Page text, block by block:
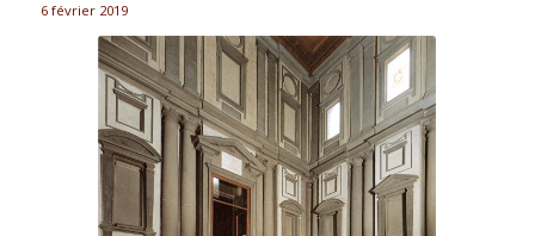
6 février 2019